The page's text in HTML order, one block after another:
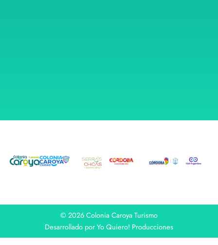
© 2026 Colonia Caroya Turismo
Desarrollado por Yo Quiero! Producciones